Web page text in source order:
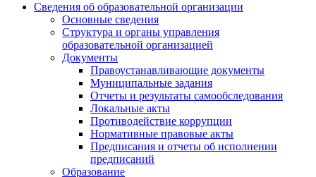
Сведения об образовательной организации
Основные сведения
Структура и органы управления
образовательной организацией
Документы
Правоустанавливающие документы
Муниципальные задания
Отчеты и результаты самообследования
Локальные акты
Противодействие коррупции
Нормативные правовые акты
Предписания и отчеты об исполнении
предписаний
Образование